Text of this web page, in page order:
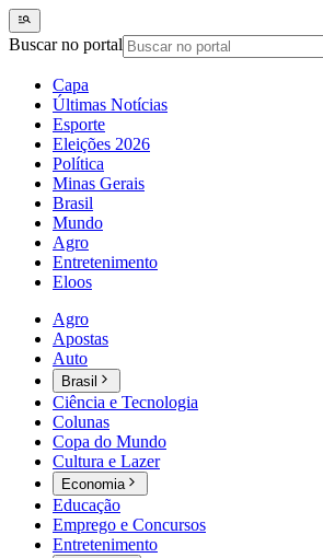
Buscar no portal
Capa
Últimas Notícias
Esporte
Eleições 2026
Política
Minas Gerais
Brasil
Mundo
Agro
Entretenimento
Eloos
Agro
Apostas
Auto
Brasil
Ciência e Tecnologia
Colunas
Copa do Mundo
Cultura e Lazer
Economia
Educação
Emprego e Concursos
Entretenimento